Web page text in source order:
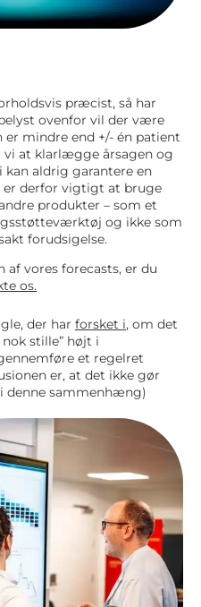
præcist, så har
ovenfor vil der være
mindre end +/- én patient
at klarlægge årsagen og
kan aldrig garantere en
er derfor vigtigt at bruge
produkter – som et
og ikke som
forudsigelse.
vores forecasts, er du
os.
der har forsket i, om det
stille” højt i
et regelret
er, at det ikke gør
denne sammenhæng)